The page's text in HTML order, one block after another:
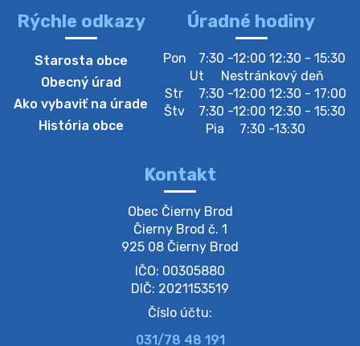
Zber separovaného odpadu plastu-
Oznamujeme obyvateľom, že v stredu 05. augusta
prebehne zber separovaného odpadu plastu. Prosíme
obyvateľov, aby vrecia s odpadom vyložili pred dom už
Oznámenie o plánovanom prerušení dodávky
Oznamujeme Vám, že v určitých dňoch bude v
niektorých častiach našej obce plánované prerušenie
distribúcie elektrickej energie. Podrobné informácie o
dátumoch, časoch a dotknutých …
4. augusta 2026 09:48
Rýchle odkazy
Starosta obce
Obecný úrad
Ako vybaviť na úrade
História obce
Úradné hodiny
Pon
7:30 -12:00 12:30 - 15:30
Ut
Nestránkový deň
Str
7:30 -12:00 12:30 - 17:00
Štv
7:30 -12:00 12:30 - 15:30
Pia
7:30 -13:30
Kontakt
Obec Čierny Brod
Čierny Brod č. 1
925 08 Čierny Brod
IČO: 00305880
DIČ: 2021153519
Číslo účtu:
031/78 48 191